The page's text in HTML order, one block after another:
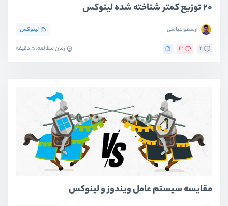
۲۰ توزیع‌ کمتر شناخته شده لینوکس
ارسطو عباسی لینوکس
2
12 زمان مطالعه: 5 دقیقه
مقایسه سیستم‌‌ عامل‌ ویندوز و لینوکس